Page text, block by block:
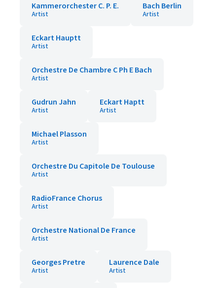
Kammerorchester C. P. E.
Artist
Bach Berlin
Artist
Eckart Hauptt
Artist
Orchestre De Chambre C Ph E Bach
Artist
Gudrun Jahn
Artist
Eckart Haptt
Artist
Michael Plasson
Artist
Orchestre Du Capitole De Toulouse
Artist
RadioFrance Chorus
Artist
Orchestre National De France
Artist
Georges Pretre
Artist
Laurence Dale
Artist